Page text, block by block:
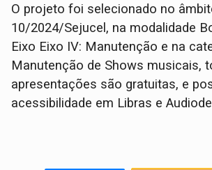
O projeto foi selecionado no
10/2024/Sejucel, na modalidade
Eixo Eixo IV: Manutenção e na
Manutenção de Shows musicais,
apresentações são gratuitas, e
acessibilidade em Libras e